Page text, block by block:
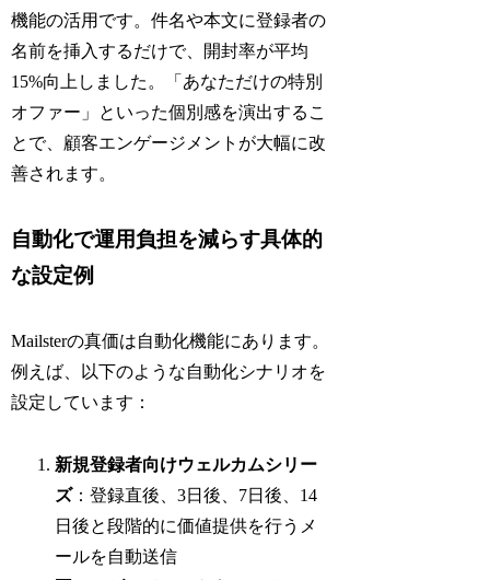
機能の活用です。件名や本文に登録者の
名前を挿入するだけで、開封率が平均
15%向上しました。「あなただけの特別
オファー」といった個別感を演出するこ
とで、顧客エンゲージメントが大幅に改
善されます。
自動化で運用負担を減らす具体的
な設定例
Mailsterの真価は自動化機能にあります。
例えば、以下のような自動化シナリオを
設定しています：
新規登録者向けウェルカムシリー
ズ：登録直後、3日後、7日後、14
日後と段階的に価値提供を行うメ
ールを自動送信